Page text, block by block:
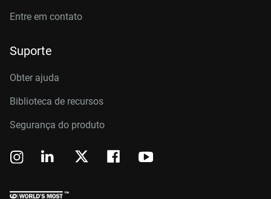
Entre em contato
Suporte
Obter ajuda
Biblioteca de recursos
Segurança do produto